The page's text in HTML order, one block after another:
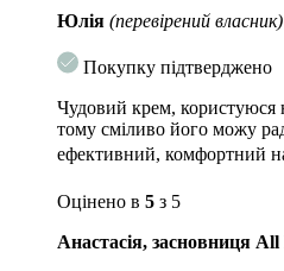
Як останній крок вашої нічної
сухе обличчя до повного
рутину, щоб шкіра звикла до нього:
Перший і другий тиждень
тиждень
на невелику ділянку,
Юлія (перевірений власник)
Покупку підтверджено
Чудовий крем, користуюся
тому сміливо його можу
ефективний, комфортний
Оцінено в 5 з 5
Анастасія, засновниця All